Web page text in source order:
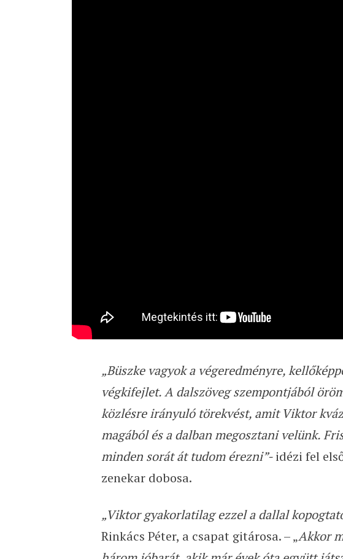
„Büszke vagyok a végeredményre,
végkifejlet. A dalszöveg szempontjából
közlésre irányuló törekvést, amit Viktor
magából és a dalban megosztani velünk.
minden sorát át tudom érezni”-idézi fel
zenekar dobosa.
„Viktor gyakorlatilag ezzel a dallal
Rinkács Péter, a csapat gitárosa. – „Akkor